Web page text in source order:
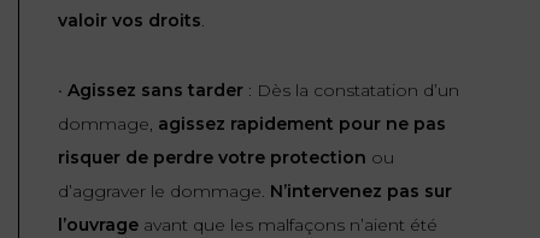
valoir vos droits.
• Agissez sans tarder : Dès la constatation d’un
dommage, agissez rapidement pour ne pas
risquer de perdre votre protection ou
d’aggraver le dommage. N’intervenez pas sur
l’ouvrage avant que les malfaçons n’aient été